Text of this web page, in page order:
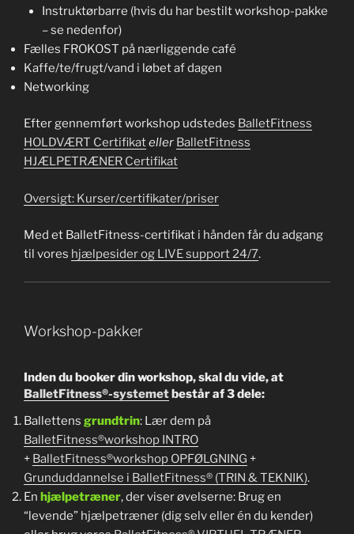
Instruktørbarre (hvis du har bestilt workshop-pakke
– se nedenfor)
Fælles FROKOST på nærliggende café
Kaffe/te/frugt/vand i løbet af dagen
Networking
Efter gennemført workshop udstedes BalletFitness
HOLDVÆRT Certifikateller BalletFitness
HJÆLPETRÆNER Certifikat
Oversigt: Kurser/certifikater/priser
Med et BalletFitness-certifikat i hånden får du adgang
til vores hjælpesider og LIVE support 24/7.
Workshop-pakker
Inden du booker din workshop, skal du vide, at
BalletFitness®-systemetbestår af 3 dele:
Ballettens grundtrin: Lær dem på
BalletFitness®workshop INTRO
+ BalletFitness®workshop OPFØLGNING +
Grunduddannelse i BalletFitness® (TRIN & TEKNIK).
En hjælpetræner, der viser øvelserne: Brug en
“levende” hjælpetræner (dig selv eller én du kender)